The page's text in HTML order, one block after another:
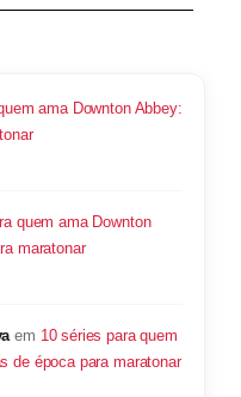
ama Downton Abbey:
quem ama Downton
maratonar
em 10 séries para quem
de época para maratonar